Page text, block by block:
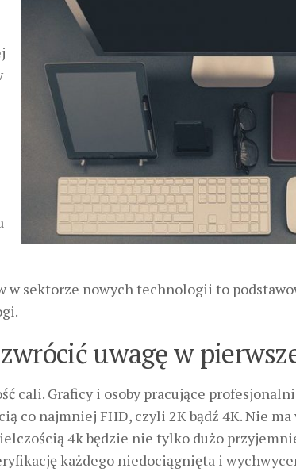
sektorze nowych technologii to
uwagę w
cali. Graficy i osoby pracujące
co najmniej FHD, czyli 2K bądź 4K. Nie
4k będzie nie tylko dużo
każdego niedociągnięta i